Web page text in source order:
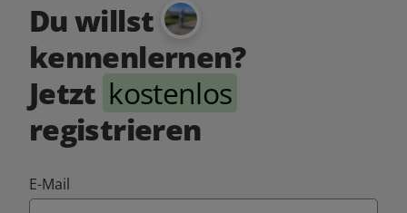
Du willst
kennenlernen?
Jetzt kostenlos
registrieren
E-Mail